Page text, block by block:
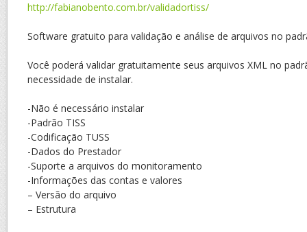
http://fabianobento.com.br/validadortiss/
Software gratuito para validação e análise de arquivos no
Você poderá validar gratuitamente seus arquivos XML no
necessidade de instalar.
-Não é necessário instalar
-Padrão TISS
-Codificação TUSS
-Dados do Prestador
-Suporte a arquivos do monitoramento
-Informações das contas e valores
– Versão do arquivo
– Estrutura